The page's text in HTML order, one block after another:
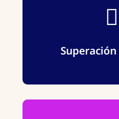
